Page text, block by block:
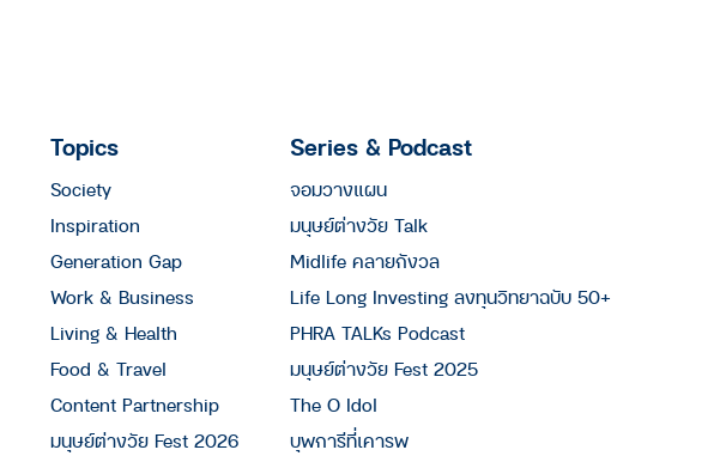
Topics
Society
Inspiration
Generation Gap
Work & Business
Living & Health
Food & Travel
Content Partnership
มนุษย์ต่างวัย Fest 2026
Series & Podcast
จอมวางแผน
มนุษย์ต่างวัย Talk
Midlife คลายกังวล
Life Long Investing ลงทุนวิทยาฉบับ 50+
PHRA TALKs Podcast
มนุษย์ต่างวัย Fest 2025
The O Idol
บุพการีที่เคารพ